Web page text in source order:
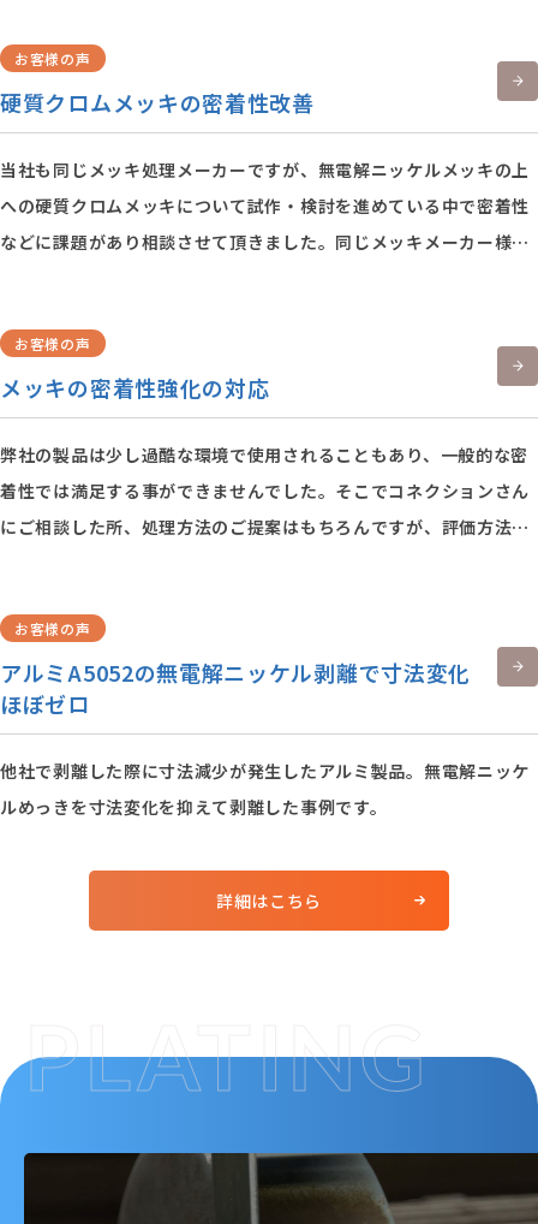
お客様の声
硬質クロムメッキの密着性改善
当社も同じメッキ処理メーカーですが、無電解ニッケルメッキの上
への硬質クロムメッキについて試作・検討を進めている中で密着性
などに課題があり相談させて頂きました。同じメッキメーカー様で
長野県E社 Ｋ様
お客様の声
メッキの密着性強化の対応
弊社の製品は少し過酷な環境で使用されることもあり、一般的な密
着性では満足する事ができませんでした。そこでコネクションさん
にご相談した所、処理方法のご提案はもちろんですが、評価方法も
愛知県S社 W様
お客様の声
アルミA5052の無電解ニッケル剥離で寸法変化
ほぼゼロ
他社で剥離した際に寸法減少が発生したアルミ製品。無電解ニッケ
ルめっきを寸法変化を抑えて剥離した事例です。
詳細はこちら
PLATING